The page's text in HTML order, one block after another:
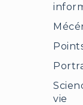
vie